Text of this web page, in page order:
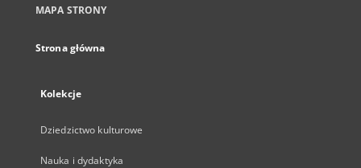
MAPA STRONY
Strona główna
Kolekcje
Dziedzictwo kulturowe
Nauka i dydaktyka